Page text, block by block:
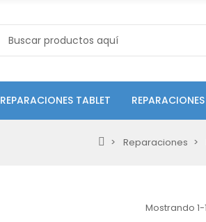
REPARACIONES TABLET
Reparaciones
Mostrando